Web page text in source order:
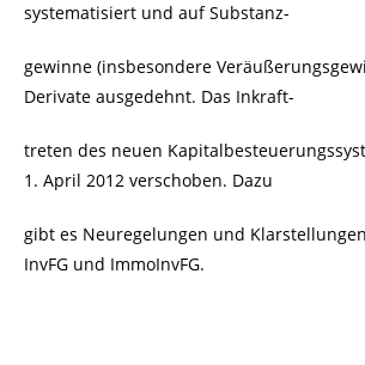
systematisiert und auf Substanz-
gewinne (insbesondere
Derivate ausgedehnt. Das Inkraft-
treten des neuen
1. April 2012 verschoben. Dazu
gibt es Neuregelungen und Klarstellungen
InvFG und ImmoInvFG.